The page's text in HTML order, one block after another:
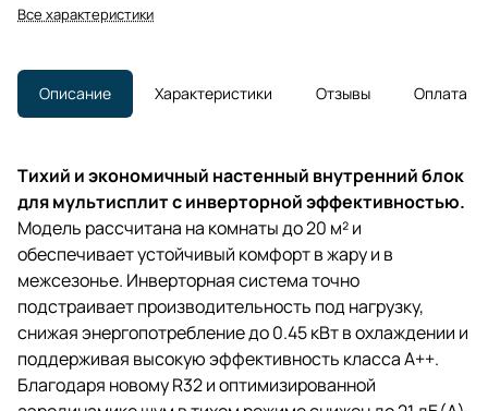
Все характеристики
Описание Характеристики Отзывы Оплата
Тихий и экономичный настенный внутренний блок
для мультисплит с инверторной эффективностью.
Модель рассчитана на комнаты до 20 м² и
обеспечивает устойчивый комфорт в жару и в
межсезонье. Инверторная система точно
подстраивает производительность под нагрузку,
снижая энергопотребление до 0.45 кВт в охлаждении и
поддерживая высокую эффективность класса A++.
Благодаря новому R32 и оптимизированной